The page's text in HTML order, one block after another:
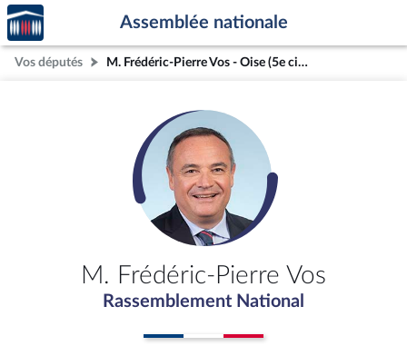
Aller au contenu
Aller en bas de la page
Accèder
à la
page
d'accueil
Assemblée nationale
Vos députés M. Frédéric-Pierre Vos - Oise (5e circonscription)
M. Frédéric-Pierre Vos
Rassemblement National